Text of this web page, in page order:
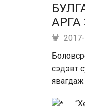
сэдэвт
явагдаж